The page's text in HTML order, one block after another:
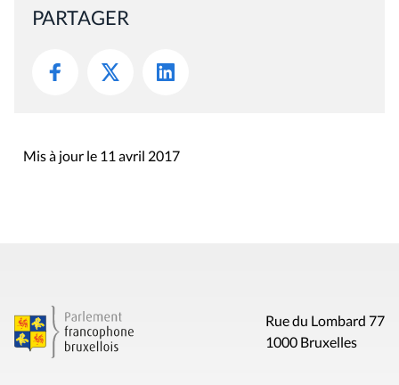
PARTAGER
Mis à jour le 11 avril 2017
Rue du Lombard 77
1000 Bruxelles